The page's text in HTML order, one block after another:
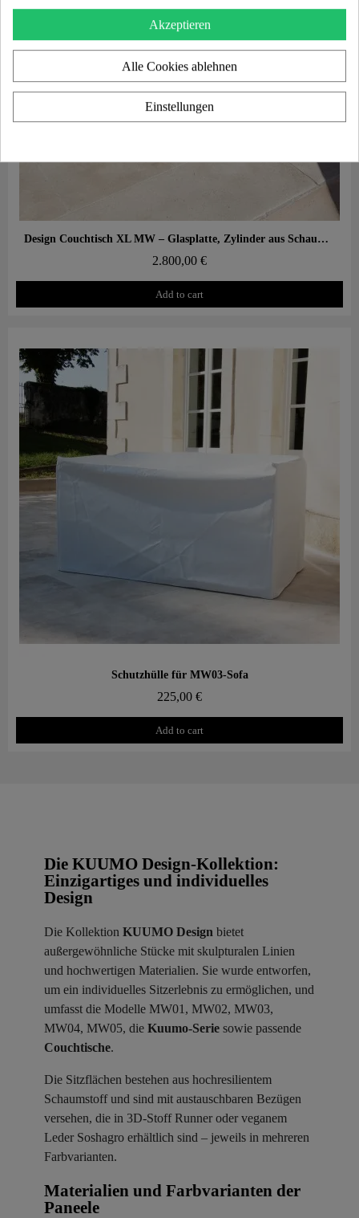
Aperçu rapide Design Couchtisch XL MW – Glasplatte, Zylinder aus Schaumstoff mit Wabenstruktur
2.800,00 €
Add to cart
Aperçu rapide
Schutzhülle für MW03-Sofa
225,00 €
Add to cart
Die KUUMO Design-Kollektion:
Einzigartiges und individuelles
Design
Die Kollektion KUUMO Design bietet
außergewöhnliche Stücke mit skulpturalen Linien
und hochwertigen Materialien. Sie wurde entworfen,
um ein individuelles Sitzerlebnis zu ermöglichen, und
umfasst die Modelle MW01, MW02, MW03,
MW04, MW05, die Kuumo-Serie sowie passende
Couchtische.
Die Sitzflächen bestehen aus hochresilientem
Schaumstoff und sind mit austauschbaren Bezügen
versehen, die in 3D-Stoff Runner oder veganem
Leder Soshagro erhältlich sind – jeweils in mehreren
Farbvarianten.
Materialien und Farbvarianten der
Paneele ​
Akzeptieren
Alle Cookies ablehnen
Einstellungen